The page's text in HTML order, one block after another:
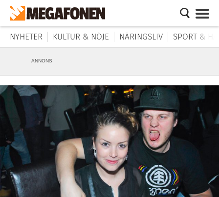
NYHETER KULTUR & NÖJE NÄRINGSLIV SPORT &
ANNONS